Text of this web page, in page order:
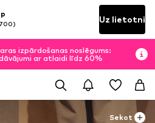
700) Uz lietotni
izpārdošanas noslēgums:
ar atlaidi līdz 60%
Sekot